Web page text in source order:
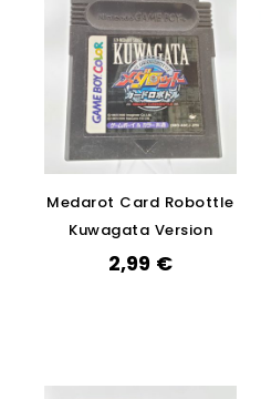
Medarot Card Robottle
Kuwagata Version
2,99 €